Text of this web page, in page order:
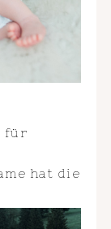
für
hat die